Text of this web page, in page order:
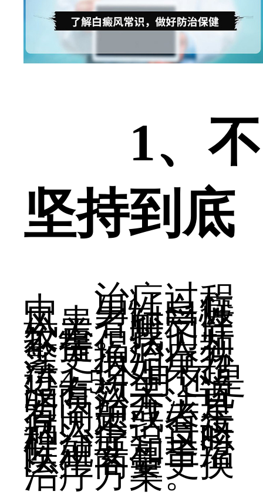
1、不
坚持到底
治疗过程
中，男性白癜
风患者耐受性
较差。我们并
不提倡病人频
繁更换治疗方
法，但如果超
过4-5个月还是
没有效果，说
明医治方法是
有问题或者是
病人不适合这
种治疗，这时
候就要和主治
医生商量更换
治疗方案。